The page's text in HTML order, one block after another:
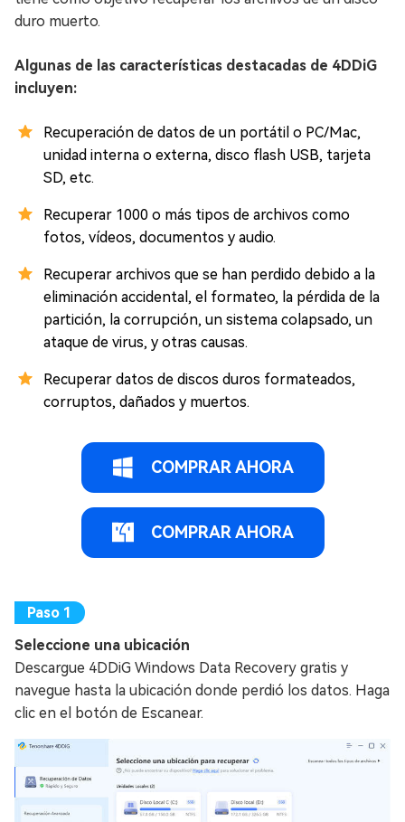
duro muerto.
Algunas de las características destacadas de 4DDiG
incluyen:
Recuperación de datos de un portátil o PC/Mac,
unidad interna o externa, disco flash USB, tarjeta
SD, etc.
Recuperar 1000 o más tipos de archivos como
fotos, vídeos, documentos y audio.
Recuperar archivos que se han perdido debido a la
eliminación accidental, el formateo, la pérdida de la
partición, la corrupción, un sistema colapsado, un
ataque de virus, y otras causas.
Recuperar datos de discos duros formateados,
corruptos, dañados y muertos.
COMPRAR AHORA
COMPRAR AHORA
Seleccione una ubicación
Descargue 4DDiG Windows Data Recovery gratis y
navegue hasta la ubicación donde perdió los datos. Haga
clic en el botón de Escanear.